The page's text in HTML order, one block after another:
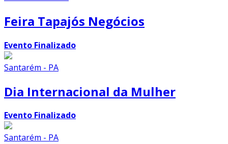
Feira Tapajós Negócios
Evento Finalizado
Santarém - PA
Dia Internacional da Mulher
Evento Finalizado
Santarém - PA